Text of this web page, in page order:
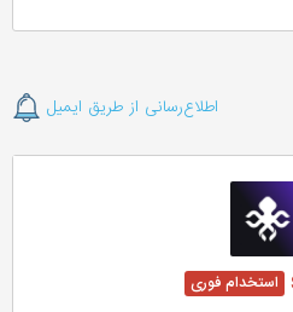
اطلاع‌رسانی از طریق ایمیل